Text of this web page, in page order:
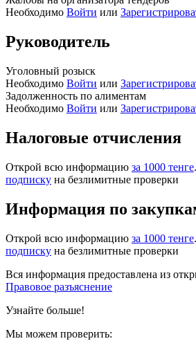
Необходимо Войти или
Руководитель
Уголовный розыск
Необходимо Войти или
Задолженность по алиментам
Необходимо Войти или
Налоговые отчисления
Открой всю информацию за 1000 тенге
подписку на безлимитные проверки
Информация по
Открой всю информацию за 1000 тенге
подписку на безлимитные проверки
Вся информация предоставлена из
Правовое разъяснение
Узнайте больше!
Мы можем проверить: